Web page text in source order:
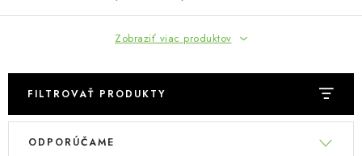
DOVOLENKA
Prečo Botanic?
Kontakty
Zobraziť viac produktov
FILTROVAŤ PRODUKTY
V
R
ODPORÚČAME